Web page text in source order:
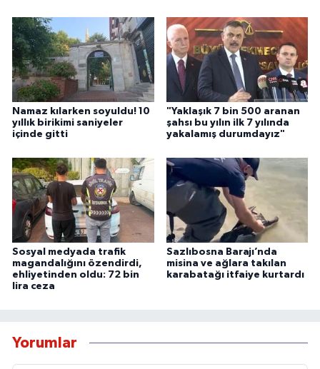
Namaz kılarken soyuldu! 10
yıllık birikimi saniyeler
içinde gitti
"Yaklaşık 7 bin 500 aranan
şahsı bu yılın ilk 7 yılında
yakalamış durumdayız"
Sosyal medyada trafik
magandalığını özendirdi,
ehliyetinden oldu: 72 bin
lira ceza
Sazlıbosna Barajı’nda
misina ve ağlara takılan
karabatağı itfaiye kurtardı
Yorumlar